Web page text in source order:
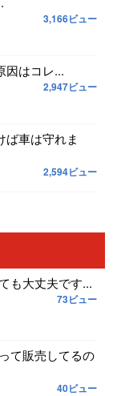
3,166ビュー
因はコレ...
2,947ビュー
ば車は守れま
2,594ビュー
も大丈夫です...
73ビュー
て販売してるの
40ビュー